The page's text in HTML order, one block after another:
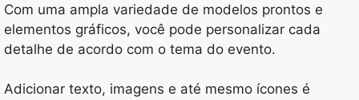
Com uma ampla variedade de modelos prontos e
elementos gráficos, você pode personalizar cada
detalhe de acordo com o tema do evento.
Adicionar texto, imagens e até mesmo ícones é